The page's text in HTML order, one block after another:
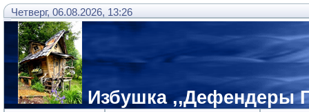
Четверг, 06.08.2026, 13:26
Избушка ,,Дефендеры